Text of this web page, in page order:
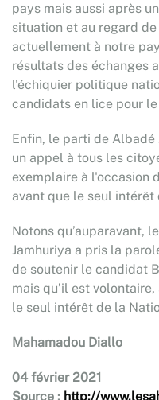
pays mais aussi après
situation et au regard
actuellement à notre
résultats des échanges
l'échiquier politique
candidats en lice pour
Enfin, le parti de
un appel à tous les
exemplaire à l'occasion
avant que le seul
Notons qu’auparavant,
Jamhuriya a pris la
de soutenir le candidat
mais qu’il est
le seul intérêt de la
Mahamadou Diallo
04 février 2021
Source : http://